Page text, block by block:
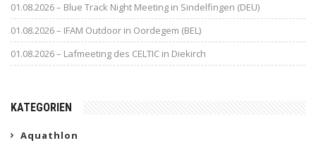
01.08.2026 – Blue Track Night Meeting in Sindelfingen (DEU)
01.08.2026 – IFAM Outdoor in Oordegem (BEL)
01.08.2026 – Lafmeeting des CELTIC in Diekirch
KATEGORIEN
Aquathlon